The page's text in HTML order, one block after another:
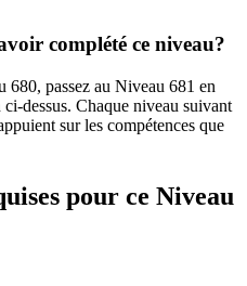
complété ce niveau?
680, passez au Niveau 681 en
dessus. Chaque niveau suivant
sur les compétences que
pour ce Niveau